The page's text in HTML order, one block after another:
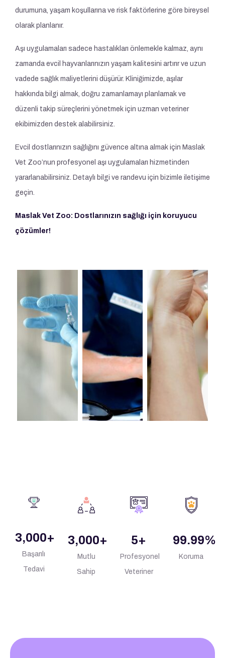
durumuna, yaşam koşullarına ve risk faktörlerine göre bireysel
olarak planlanır.
Aşı uygulamaları sadece hastalıkları önlemekle kalmaz, aynı
zamanda evcil hayvanlarınızın yaşam kalitesini artırır ve uzun
vadede sağlık maliyetlerini düşürür. Kliniğimizde, aşılar
hakkında bilgi almak, doğru zamanlamayı planlamak ve
düzenli takip süreçlerini yönetmek için uzman veteriner
ekibimizden destek alabilirsiniz.
Evcil dostlarınızın sağlığını güvence altına almak için Maslak
Vet Zoo’nun profesyonel aşı uygulamaları hizmetinden
yararlanabilirsiniz. Detaylı bilgi ve randevu için bizimle iletişime
geçin.
Maslak Vet Zoo: Dostlarınızın sağlığı için koruyucu
çözümler!
3,000+
Başarılı
Tedavi
3,000+
Mutlu
Sahip
5+
Profesyonel
Veteriner
99.99%
Koruma